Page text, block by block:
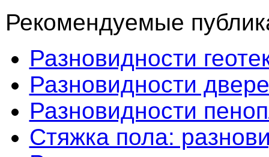
Рекомендуемые
Разновидности
Разновидности
Разновидности
Стяжка пола: